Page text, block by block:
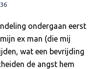
ondergaan eerst
ex man (die mij
wat een bevrijding
de angst hem